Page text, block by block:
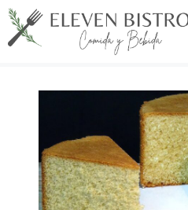
Saltar
al
contenido